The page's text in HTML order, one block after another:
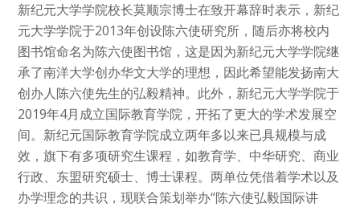
新纪元大学学院校长莫顺宗博士在致开幕辞时表示，新纪
元大学学院于2013年创设陈六使研究所，随后亦将校内
图书馆命名为陈六使图书馆，这是因为新纪元大学学院继
承了南洋大学创办华文大学的理想，因此希望能发扬南大
创办人陈六使先生的弘毅精神。此外，新纪元大学学院于
2019年4月成立国际教育学院，开拓了更大的学术发展空
间。新纪元国际教育学院成立两年多以来已具规模与成
效，旗下有多项研究生课程，如教育学、中华研究、商业
行政、东盟研究硕士、博士课程。两单位凭借着学术以及
办学理念的共识，现联合策划举办“陈六使弘毅国际讲